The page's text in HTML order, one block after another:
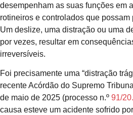
desempenham as suas funções em
rotineiros e controlados que possam
Um deslize, uma distração ou uma
por vezes, resultar em
irreversíveis.
Foi precisamente uma “distração
recente Acórdão do Supremo
de maio de 2025 (processo n.º 91/
causa esteve um acidente sofrido